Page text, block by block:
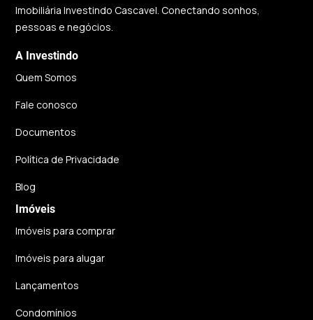
Imobiliária Investindo Cascavel. Conectando sonhos,
pessoas e negócios.
A Investindo
Quem Somos
Fale conosco
Documentos
Política de Privacidade
Blog
Imóveis
Imóveis para comprar
Imóveis para alugar
Lançamentos
Condomínios